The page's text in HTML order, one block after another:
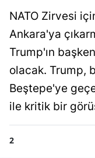
NATO Zirvesi
Ankara'ya
Trump'ın
olacak. Trump,
Beştepe'ye
ile kritik bir
2